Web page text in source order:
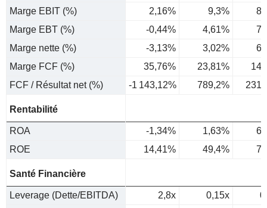
Marge EBIT (%)
2,16% 9,3%
Marge EBT (%)
-0,44% 4,61%
Marge nette (%)
-3,13% 3,02%
Marge FCF (%)
35,76% 23,81%
FCF / Résultat net (%)
-1 143,12% 789,2%
Rentabilité
ROA -1,34% 1,63%
ROE
14,41% 49,4%
Santé Financière
Leverage (Dette/EBITDA) 2,8x 0,15x